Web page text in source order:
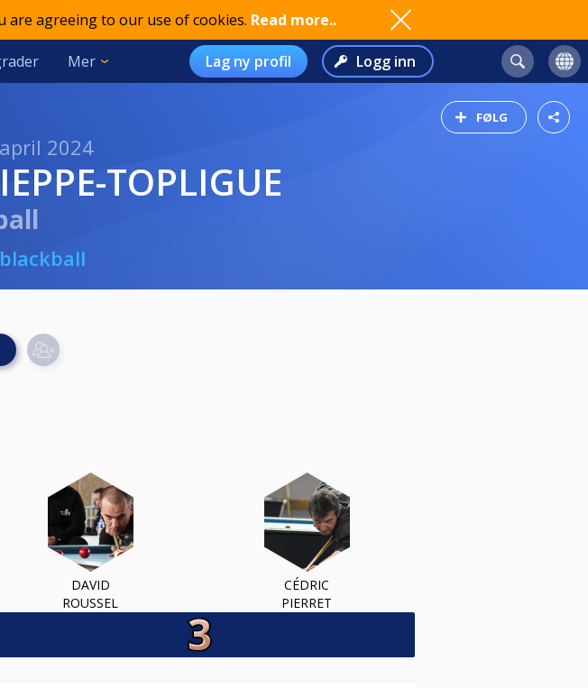
are agreeing to our use of cookies. Read more..
Mer Lag ny profil Logg inn
FØLG
2024
TOPLIGUE
DAVID
ROUSSEL
CÉDRIC
PIERRET